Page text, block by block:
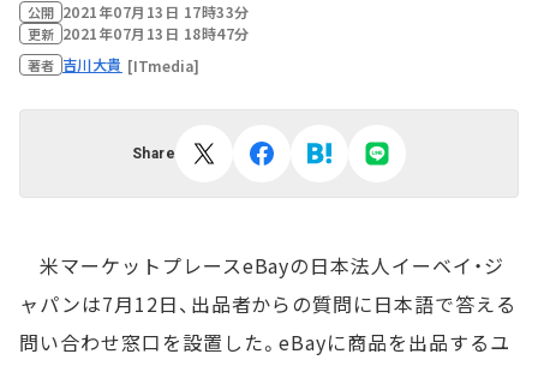
公開 2021年07月13日 17時33分
更新 2021年07月13日 18時47分
著者 吉川大貴 [ITmedia]
Share
米マーケットプレースeBayの日本法人イーベイ・ジ
ャパンは7月12日、出品者からの質問に日本語で答える
問い合わせ窓口を設置した。eBayに商品を出品するユ